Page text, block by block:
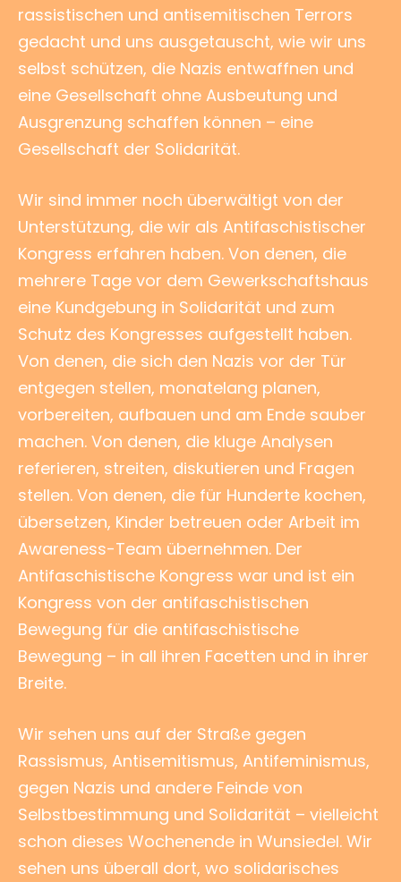
rassistischen und antisemitischen Terrors
gedacht und uns ausgetauscht, wie wir uns
selbst schützen, die Nazis entwaffnen und
eine Gesellschaft ohne Ausbeutung und
Ausgrenzung schaffen können – eine
Gesellschaft der Solidarität.
Wir sind immer noch überwältigt von der
Unterstützung, die wir als Antifaschistischer
Kongress erfahren haben. Von denen, die
mehrere Tage vor dem Gewerkschaftshaus
eine Kundgebung in Solidarität und zum
Schutz des Kongresses aufgestellt haben.
Von denen, die sich den Nazis vor der Tür
entgegen stellen, monatelang planen,
vorbereiten, aufbauen und am Ende sauber
machen. Von denen, die kluge Analysen
referieren, streiten, diskutieren und Fragen
stellen. Von denen, die für Hunderte kochen,
übersetzen, Kinder betreuen oder Arbeit im
Awareness-Team übernehmen. Der
Antifaschistische Kongress war und ist ein
Kongress von der antifaschistischen
Bewegung für die antifaschistische
Bewegung – in all ihren Facetten und in ihrer
Breite.
Wir sehen uns auf der Straße gegen
Rassismus, Antisemitismus, Antifeminismus,
gegen Nazis und andere Feinde von
Selbstbestimmung und Solidarität – vielleicht
schon dieses Wochenende in Wunsiedel. Wir
sehen uns überall dort, wo solidarisches